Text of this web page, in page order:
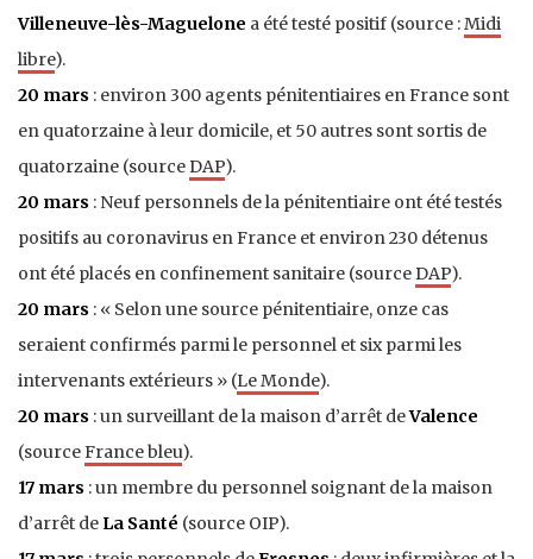
Villeneuve-lès-Maguelone a été testé positif (source :Midi
libre).
20 mars : environ 300 agents pénitentiaires en France sont
en quatorzaine à leur domicile, et 50 autres sont sortis de
quatorzaine (source DAP).
20 mars : Neuf personnels de la pénitentiaire ont été testés
positifs au coronavirus en France et environ 230 détenus
ont été placés en confinement sanitaire (source DAP).
20 mars : « Selon une source pénitentiaire, onze cas
seraient confirmés parmi le personnel et six parmi les
intervenants extérieurs » (Le Monde).
20 mars : un surveillant de la maison d’arrêt deValence
(sourceFrance bleu).
17 mars : un membre du personnel soignant de la maison
d’arrêt de La Santé (source OIP).